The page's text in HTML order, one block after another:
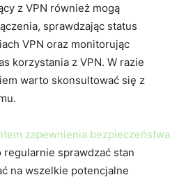
z VPN‌ również​ mogą
sprawdzając status
VPN oraz monitorując
korzystania z VPN. W razie
warto ‍skonsultować się z
zapewnienia bezpieczeństwa
sprawdzać stan
na wszelkie potencjalne